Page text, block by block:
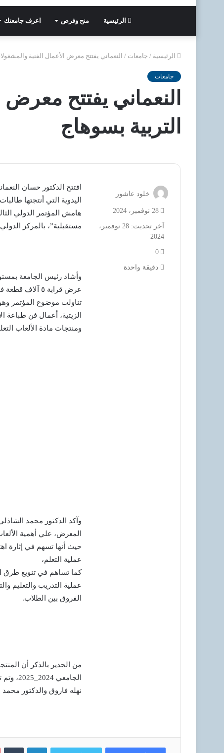
الرئيسية منح وفرص اعرف جامعتك
الرئيسية / جامعات / النعماني يفتتح معرض الأعمال الفنية
جامعات
النعماني يفتتح معرض
التربية بسوهاج
افتتح الدكتور حسان
اليدوية التي أنتجتها
هامش المؤتمر الدولي
مستقبلية”، بالمركز
وأشاد رئيس الجامعة
عرض قرابة ٥
تناولت موضوع المؤتمر
الزيتية، أعمال فن طباعة
ومنتجات مادة الألعاب
وآكد الدكتور محمد
المعرض، علي أهمية
حيث أنها تسهم في إثارة
عملية التعلم،
كما تساهم في تنويع طرق
عملية التدريب والتعليم
الفروق بين الطلاب.
من الجدير بالذكر أن
نهله فاروق والدكتور
خلود عاشور
28 نوفمبر، 2024
آخر تحديث: 28 نوفمبر،
2024
0
دقيقة واحدة
لينكدإن